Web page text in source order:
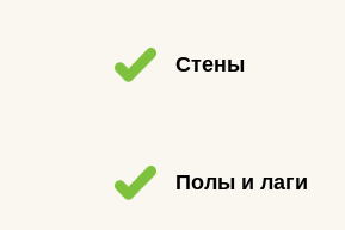
Стены
Полы и лаги